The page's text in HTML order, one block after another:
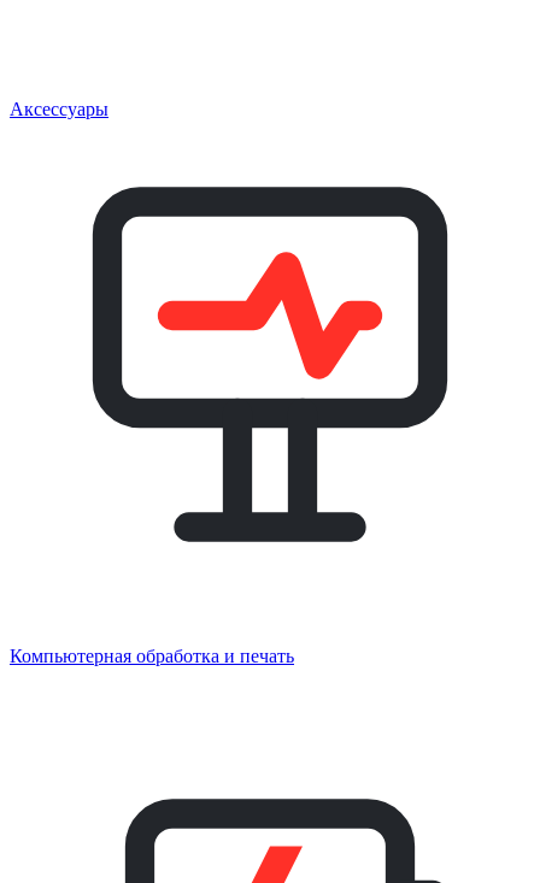
Аксессуары
Компьютерная обработка и печать